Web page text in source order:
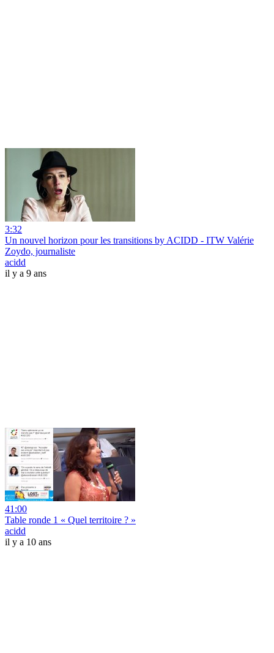
3:32
Un nouvel horizon pour les transitions by ACIDD - ITW Valérie
Zoydo, journaliste
acidd
il y a 9 ans
41:00
Table ronde 1 « Quel territoire ? »
acidd
il y a 10 ans